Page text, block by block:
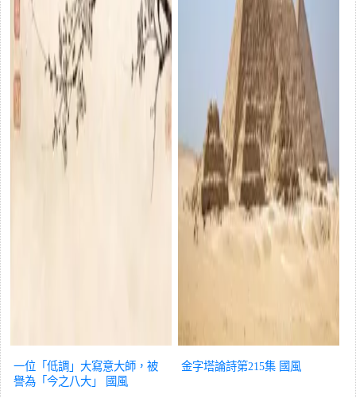
一位「低調」大寫意大師，被
譽為「今之八大」
國風
金字塔論詩第215集 國風